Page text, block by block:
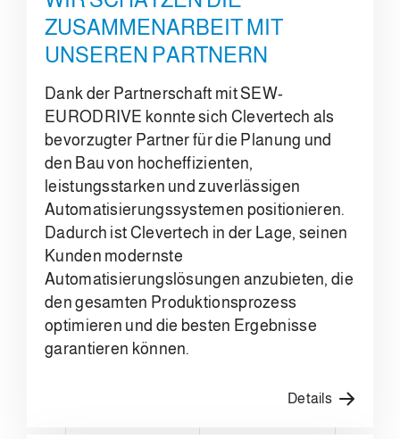
ZUSAMMENARBEIT MIT
UNSEREN PARTNERN
Dank der Partnerschaft mit SEW-
EURODRIVE konnte sich Clevertech als
bevorzugter Partner für die Planung und
den Bau von hocheffizienten,
leistungsstarken und zuverlässigen
Automatisierungssystemen positionieren.
Dadurch ist Clevertech in der Lage, seinen
Kunden modernste
Automatisierungslösungen anzubieten, die
den gesamten Produktionsprozess
optimieren und die besten Ergebnisse
garantieren können.
Details